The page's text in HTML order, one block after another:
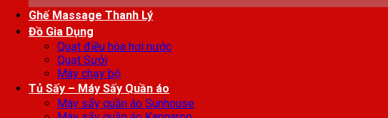
Ghế Massage Thanh Lý
Đồ Gia Dụng
Quạt điều hòa hơi nước
Quạt Sưởi
Máy chạy bộ
Tủ Sấy – Máy Sấy Quần áo
Máy sấy quần áo Sunhouse